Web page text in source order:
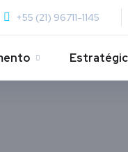
+55 (21) 96711-1145